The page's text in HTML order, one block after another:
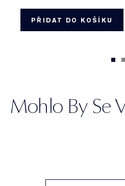
PŘIDAT DO KOŠÍKU
Mohlo By Se